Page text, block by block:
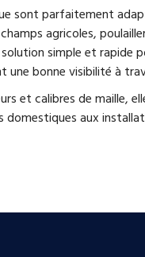
sont parfaitement
agricoles,
simple et rapide
bonne visibilité à
et calibres de maille,
aux